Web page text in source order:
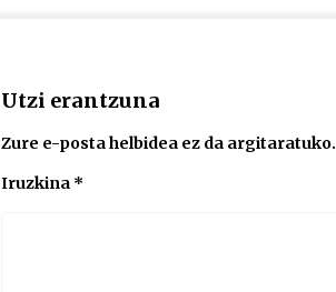
Utzi erantzuna
Zure e-posta helbidea ez da argitaratuko.
Iruzkina *